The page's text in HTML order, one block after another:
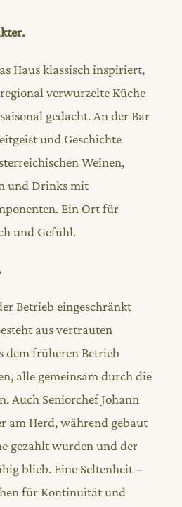
Haus klassisch inspiriert,
verwurzelte Küche
gedacht. An der Bar
und Geschichte
Weinen,
und Drinks mit
Ein Ort für
und Gefühl.
Betrieb eingeschränkt
aus vertrauten
dem früheren Betrieb
alle gemeinsam durch die
Auch Seniorchef Johann
am Herd, während gebaut
gezahlt wurden und der
blieb. Eine Seltenheit –
für Kontinuität und